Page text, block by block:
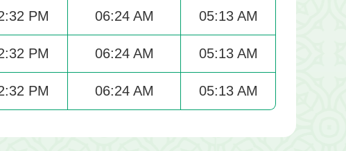
PM 06:24 AM 05:13 AM
PM 06:24 AM 05:13 AM
PM 06:24 AM 05:13 AM